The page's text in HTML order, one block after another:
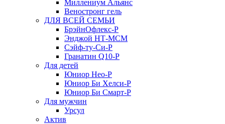
Миллениум Альянс
Веностронг гель
ДЛЯ ВСЕЙ СЕМЬИ
БрэйнОфлекс-Р
Энджой НТ-МСМ
Сэйф-ту-Си-Р
Гранатин Q10-Р
Для детей
Юниор Нео-Р
Юниор Би Хелси-Р
Юниор Би Смарт-Р
Для мужчин
Урсул
Актив